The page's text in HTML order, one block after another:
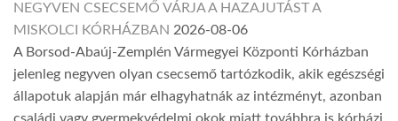
NEGYVEN CSECSEMŐ VÁRJA A HAZAJUTÁST A
MISKOLCI KÓRHÁZBAN 2026-08-06
A Borsod-Abaúj-Zemplén Vármegyei Központi Kórházban
jelenleg negyven olyan csecsemő tartózkodik, akik egészségi
állapotuk alapján már elhagyhatnák az intézményt, azonban